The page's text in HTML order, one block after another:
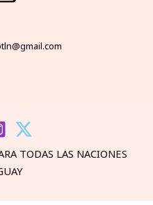
TODAS LAS NACIONES